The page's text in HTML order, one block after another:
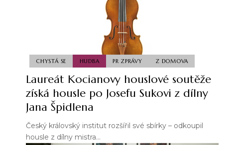
CHYSTÁ SE HUDBA PR ZPRÁVY Z DOMOVA
Laureát Kocianovy houslové soutěže
získá housle po Josefu Sukovi z dílny
Jana Špidlena
Český královský institut rozšířil své sbírky – odkoupil
housle z dílny mistra…